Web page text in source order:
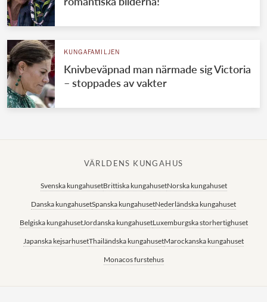
KUNGAFAMILJEN
Knivbeväpnad man närmade sig Victoria
– stoppades av vakter
VÄRLDENS KUNGAHUS
Svenska kungahusetBrittiska kungahusetNorska kungahuset
Danska kungahusetSpanska kungahusetNederländska kungahuset
Belgiska kungahusetJordanska kungahusetLuxemburgska storhertighuset
Japanska kejsarhusetThailändska kungahusetMarockanska kungahuset
Monacos furstehus